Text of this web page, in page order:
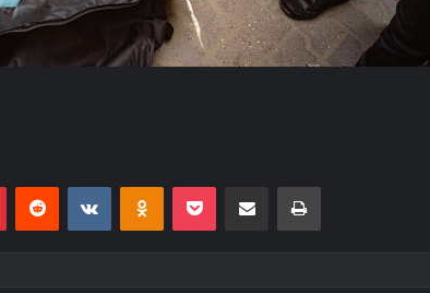
PinterestReddit VKontakteOdnoklassniki
Pocket E-Posta ile paylaş Yazdır